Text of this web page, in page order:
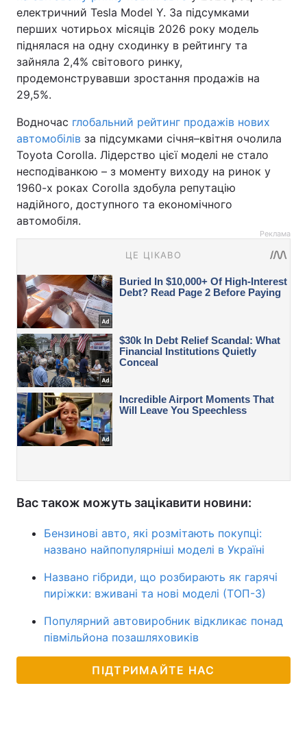
електричний Tesla Model Y. За підсумками
перших чотирьох місяців 2026 року модель
піднялася на одну сходинку в рейтингу та
зайняла 2,4% світового ринку,
продемонструвавши зростання продажів на
29,5%.
Водночас глобальний рейтинг продажів нових
автомобілів за підсумками січня–квітня очолила
Toyota Corolla. Лідерство цієї моделі не стало
несподіванкою – з моменту виходу на ринок у
1960-х роках Corolla здобула репутацію
надійного, доступного та економічного
автомобіля.
Реклама
Вас також можуть зацікавити новини:
Бензинові авто, які розмітають покупці:
названо найпопулярніші моделі в Україні
Названо гібриди, що розбирають як гарячі
пиріжки: вживані та нові моделі (ТОП-3)
Популярний автовиробник відкликає понад
півмільйона позашляховиків
ПІДТРИМАЙТЕ НАС